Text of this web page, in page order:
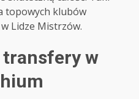
topowych klubów
Lidze Mistrzów.
transfery w